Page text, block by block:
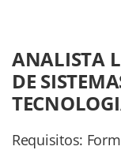
ANALISTA
DE
Requisitos: